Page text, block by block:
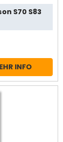
S70 S83
INFO